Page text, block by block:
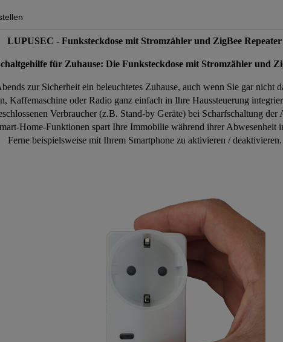
LUPUSEC - Funksteckdose mit Stromzähler und ZigBee Repeater
für Zuhause: Die Funksteckdose mit Stromzähler und
zur Sicherheit ein beleuchtetes Zuhause, auch wenn Sie gar
Kaffemaschine oder Radio ganz einfach in Ihre Haussteuerung
Verbraucher (z.B. Stand-by Geräte) bei Scharfschaltung
Home-Funktionen spart Ihre Immobilie während ihrer Abwesenheit
Ferne beispielsweise mit Ihrem Smartphone zu aktivieren / deaktivieren.